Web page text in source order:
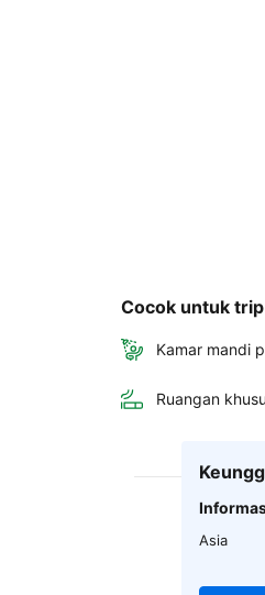
Cocok untuk
Kamar mandi
Ruangan
Asia